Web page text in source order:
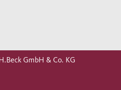
GmbH & Co. KG